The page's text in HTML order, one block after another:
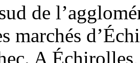
de
marchés
A